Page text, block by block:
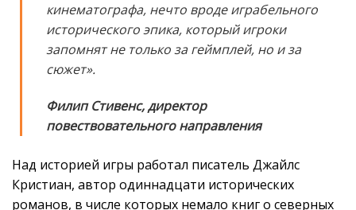
кинематографа, нечто вроде играбельного
исторического эпика, который игроки
запомнят не только за геймплей, но и за
сюжет».
Филип Стивенс, директор
повествовательного направления
Над историей игры работал писатель Джайлс
Кристиан, автор одиннадцати исторических
романов, в числе которых немало книг о северных